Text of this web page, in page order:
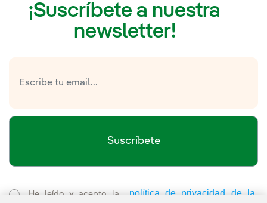
¡Suscríbete a nuestra
newsletter!
Suscríbete
He leído y acepto la
política de privacidad de la